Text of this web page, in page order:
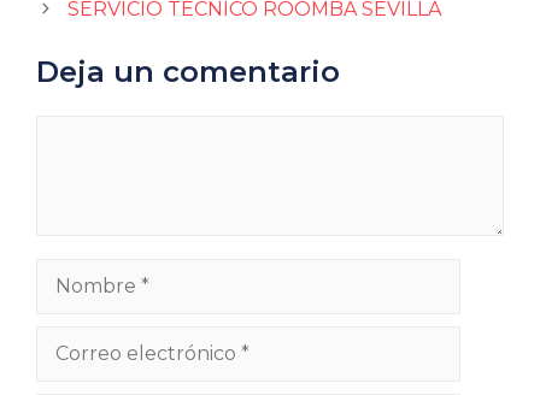
SERVICIO TÉCNICO ROOMBA SEVILLA
Deja un comentario
Nombre
Correo